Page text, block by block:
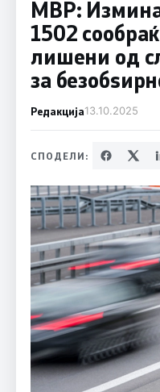
МВР:
1502
лишени од
за
Редакција13.10.2025
СПОДЕЛИ: